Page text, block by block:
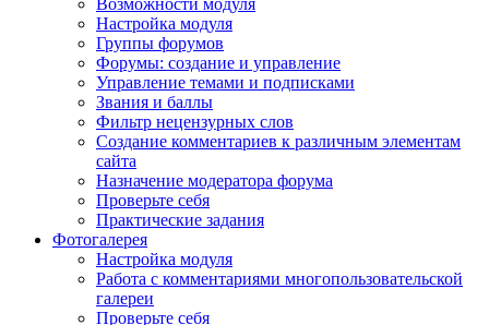
Возможности модуля
Настройка модуля
Группы форумов
Форумы: создание и управление
Управление темами и подписками
Звания и баллы
Фильтр нецензурных слов
Создание комментариев к различным элементам
сайта
Назначение модератора форума
Проверьте себя
Практические задания
Фотогалерея
Настройка модуля
Работа с комментариями многопользовательской
галереи
Проверьте себя